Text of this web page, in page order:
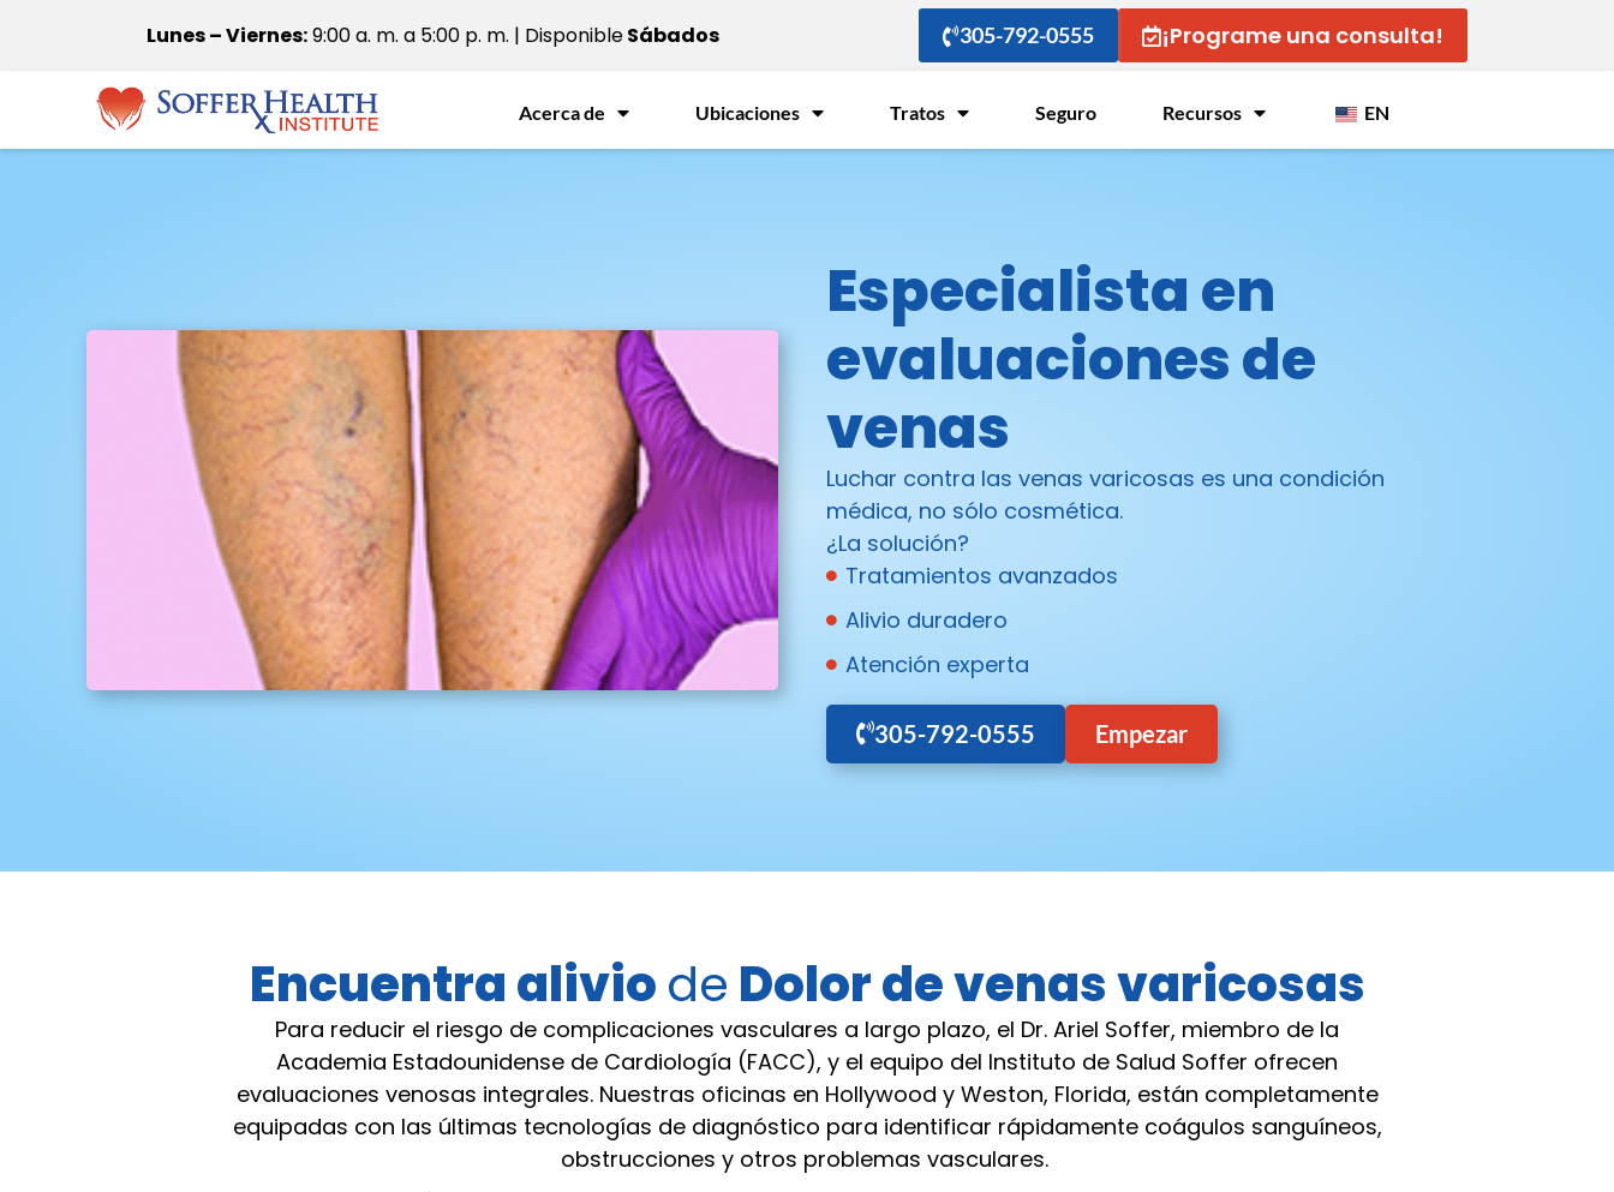
Lunes – Viernes:9:00 a. m. a 5:00 p. m. | DisponibleSábados ¡Programe una consulta!
305-792-0555
Acerca de Ubicaciones Tratos Seguro Recursos EN
Especialista en
evaluaciones de
venas
Luchar contra las venas varicosas es una condición
médica, no sólo cosmética.
¿La solución?
Tratamientos avanzados
Alivio duradero
Atención experta
305-792-0555 Empezar
Encuentra aliviode Dolor de venas varicosas
Para reducir el riesgo de complicaciones vasculares a largo plazo, el Dr. Ariel Soffer, miembro de la
Academia Estadounidense de Cardiología (FACC), y el equipo del Instituto de Salud Soffer ofrecen
evaluaciones venosas integrales. Nuestras oficinas en Hollywood y Weston, Florida, están completamente
equipadas con las últimas tecnologías de diagnóstico para identificar rápidamente coágulos sanguíneos,
obstrucciones y otros problemas vasculares.